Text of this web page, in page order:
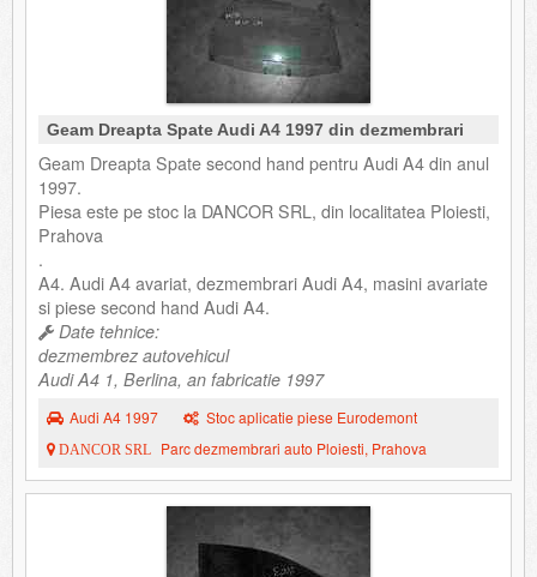
Geam Dreapta Spate Audi A4 1997 din dezmembrari
Geam Dreapta Spate second hand pentru Audi A4 din anul
1997.
Piesa este pe stoc la DANCOR SRL, din localitatea Ploiesti,
Prahova
.
A4. Audi A4 avariat, dezmembrari Audi A4, masini avariate
si piese second hand Audi A4.
Date tehnice:
dezmembrez autovehicul
Audi A4 1, Berlina, an fabricatie 1997
Audi A4 1997 Stoc aplicatie piese Eurodemont
DANCOR SRL Parc dezmembrari auto Ploiesti, Prahova